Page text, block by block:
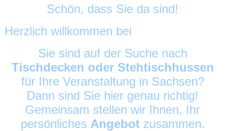
Schön, dass Sie da sind!
Herzlich willkommen bei
Sie sind auf der Suche nach
Tischdecken oder Stehtischhussen
für Ihre Veranstaltung in Sachsen?
Dann sind Sie hier genau richtig!
Gemeinsam stellen wir Ihnen, Ihr
persönliches Angebot zusammen.